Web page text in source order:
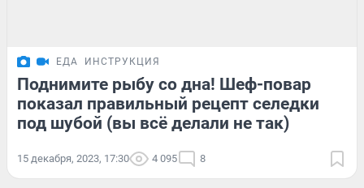
ЕДА ИНСТРУКЦИЯ
Поднимите рыбу со дна! Шеф-повар
показал правильный рецепт селедки
под шубой (вы всё делали не так)
15 декабря, 2023, 17:30 4 095 8